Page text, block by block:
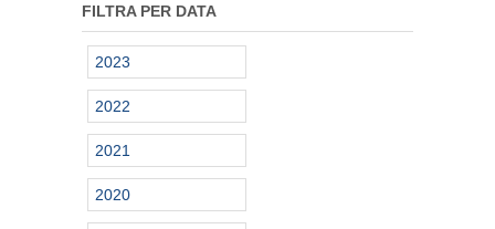
FILTRA PER DATA
2023
2022
2021
2020